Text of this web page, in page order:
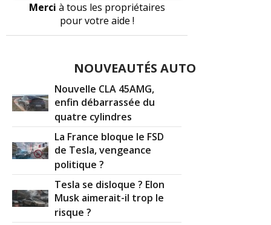
Merci à tous les propriétaires
pour votre aide !
NOUVEAUTÉS AUTO
Nouvelle CLA 45AMG,
enfin débarrassée du
quatre cylindres
La France bloque le FSD
de Tesla, vengeance
politique ?
Tesla se disloque ? Elon
Musk aimerait-il trop le
risque ?